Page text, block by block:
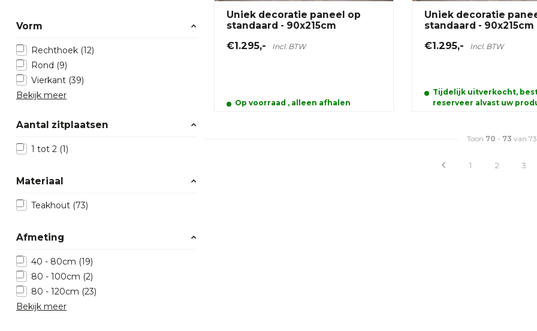
Vorm
Rechthoek (12)
Rond (9)
Vierkant (39)
Bekijk meer
Aantal zitplaatsen
1 tot 2 (1)
Materiaal
Teakhout (73)
Afmeting
40 - 80cm (19)
80 - 100cm (2)
80 - 120cm (23)
Bekijk meer
Uniek decoratie paneel op
standaard - 90x215cm
€1.295,- Incl. BTW
Op voorraad , alleen afhalen
Uniek decoratie
standaard - 90x215cm
€1.295,- Incl. BTW
Tijdelijk uitverkocht,
reserveer alvast uw
Toon 70 - 73 van 73
1 2 3